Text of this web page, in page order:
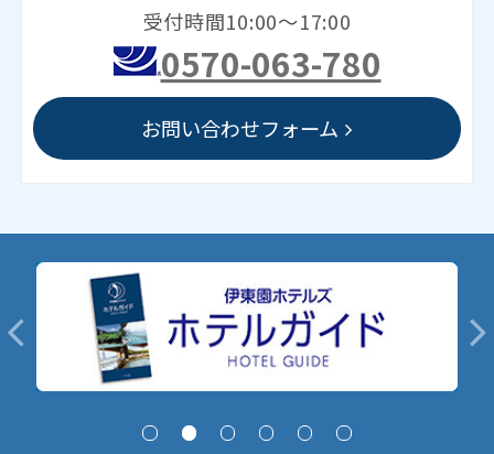
受付時間10:00～17:00
0570-063-780
お問い合わせフォーム